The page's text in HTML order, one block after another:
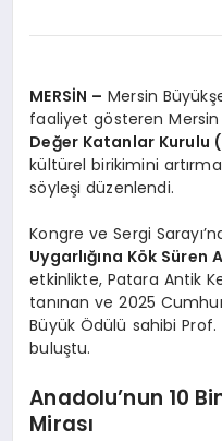
MERSİN – Mersin
faaliyet gösteren Mersin
Değer Katanlar Kurulu
kültürel birikimini
söyleşi düzenlendi.
Kongre ve Sergi
Uygarlığına Kök Süren
etkinlikte, Patara Antik
tanınan ve 2025
Büyük Ödülü sahibi Prof.
buluştu.
Anadolu’nun 10
Mirası